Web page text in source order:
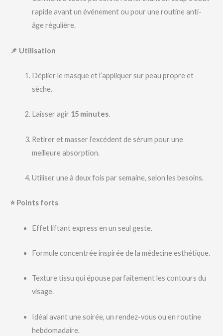
rapide avant un événement ou pour une routine anti-
âge régulière.
📌 Utilisation
Déplier le masque et l’appliquer sur peau propre et
sèche.
Laisser agir 15 minutes.
Retirer et masser l’excédent de sérum pour une
meilleure absorption.
Utiliser une à deux fois par semaine, selon les besoins.
⭐ Points forts
Effet liftant express en un seul geste.
Formule concentrée inspirée de la médecine esthétique.
Texture tissu qui épouse parfaitement les contours du
visage.
Idéal avant une soirée, un rendez-vous ou en routine
hebdomadaire.